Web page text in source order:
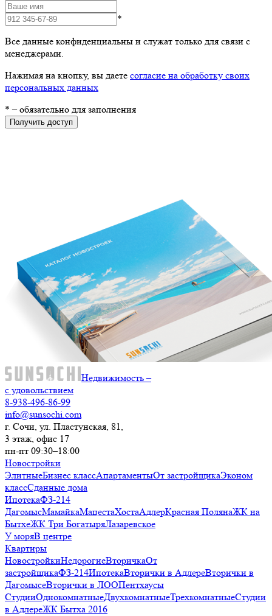
*
Все данные конфиденциальны и служат только для связи с
менеджерами.
Нажимая на кнопку, вы даете согласие на обработку своих
персональных данных
* – обязательно для заполнения
Получить доступ
Недвижимость –
с удовольствием
8-938-496-86-99
info@sunsochi.com
г. Сочи, ул. Пластунская, 81,
3 этаж, офис 17
пн-пт 09:30–18:00
Новостройки
ЭлитныеБизнес классАпартаментыОт застройщикаЭконом
классСданные дома
ИпотекаФЗ-214
ДагомысМамайкаМацестаХостаАдлерКрасная ПолянаЖК на
БытхеЖК Три БогатыряЛазаревское
У моряВ центре
Квартиры
НовостройкиНедорогиеВторичкаОт
застройщикаФЗ-214ИпотекаВторички в АдлереВторички в
ДагомысеВторички в ЛООПентхаусы
СтудииОднокомнатныеДвухкомнатныеТрехкомнатныеСтудии
в АдлереЖК Бытха 2016